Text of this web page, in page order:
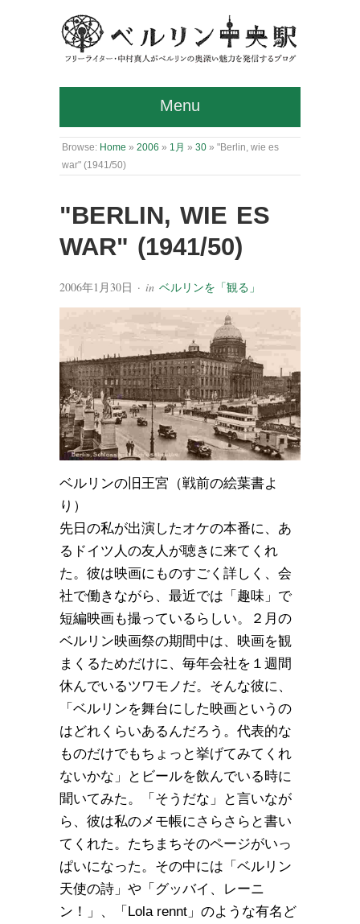
Menu
Browse: Home » 2006 » 1月 » 30 » "Berlin, wie es
war" (1941/50)
"BERLIN, WIE ES
WAR" (1941/50)
2006年1月30日 · in ベルリンを「観る」
ベルリンの旧王宮（戦前の絵葉書よ
り）
先日の私が出演したオケの本番に、あ
るドイツ人の友人が聴きに来てくれ
た。彼は映画にものすごく詳しく、会
社で働きながら、最近では「趣味」で
短編映画も撮っているらしい。２月の
ベルリン映画祭の期間中は、映画を観
まくるためだけに、毎年会社を１週間
休んでいるツワモノだ。そんな彼に、
「ベルリンを舞台にした映画というの
はどれくらいあるんだろう。代表的な
ものだけでもちょっと挙げてみてくれ
ないかな」とビールを飲んでいる時に
聞いてみた。「そうだな」と言いなが
ら、彼は私のメモ帳にさらさらと書い
てくれた。たちまちそのページがいっ
ぱいになった。その中には「ベルリン
天使の詩」や「グッバイ、レーニ
ン！」、「Lola rennt」のような有名ど